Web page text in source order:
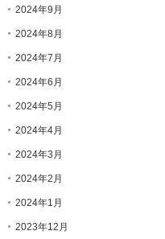
2024年9月
2024年8月
2024年7月
2024年6月
2024年5月
2024年4月
2024年3月
2024年2月
2024年1月
2023年12月